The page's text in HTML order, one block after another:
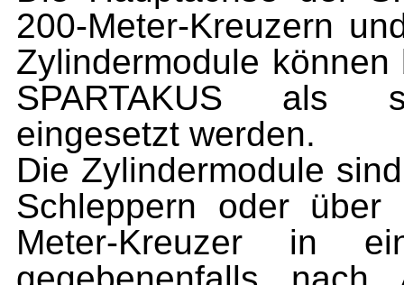
200-Meter-Kreuzern
Zylindermodule
SPARTAKUS als
eingesetzt werden.
Die Zylindermodule
Schleppern oder
Meter-Kreuzer in